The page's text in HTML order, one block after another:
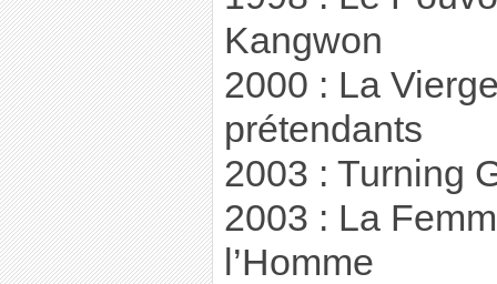
Kangwon
2000 : La
prétendants
2003 : Turning
2003 : La
l’Homme